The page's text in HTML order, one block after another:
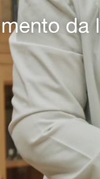
da